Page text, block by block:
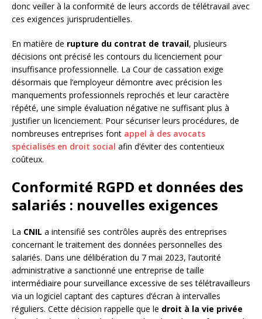
donc veiller à la conformité de leurs accords de télétravail avec
ces exigences jurisprudentielles.
En matière de rupture du contrat de travail, plusieurs
décisions ont précisé les contours du licenciement pour
insuffisance professionnelle. La Cour de cassation exige
désormais que l’employeur démontre avec précision les
manquements professionnels reprochés et leur caractère
répété, une simple évaluation négative ne suffisant plus à
justifier un licenciement. Pour sécuriser leurs procédures, de
nombreuses entreprises font appel à des avocats
spécialisés en droit social afin d’éviter des contentieux
coûteux.
Conformité RGPD et données des
salariés : nouvelles exigences
La CNIL a intensifié ses contrôles auprès des entreprises
concernant le traitement des données personnelles des
salariés. Dans une délibération du 7 mai 2023, l’autorité
administrative a sanctionné une entreprise de taille
intermédiaire pour surveillance excessive de ses télétravailleurs
via un logiciel captant des captures d’écran à intervalles
réguliers. Cette décision rappelle que le droit à la vie privée